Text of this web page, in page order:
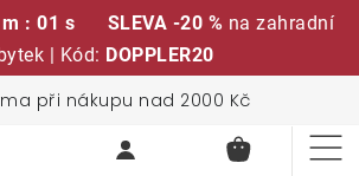
: 00 s SLEVA -20 % na zahradní
| Kód: DOPPLER20
při nákupu nad 2000 Kč
KOŠÍK